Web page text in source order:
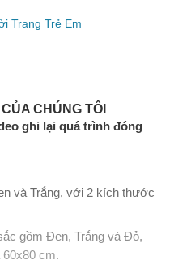
Trang Trẻ Em
CHÚNG TÔI
ghi lại quá trình đóng
và Trắng, với 2 kích thước
gồm Đen, Trắng và Đỏ,
cm.